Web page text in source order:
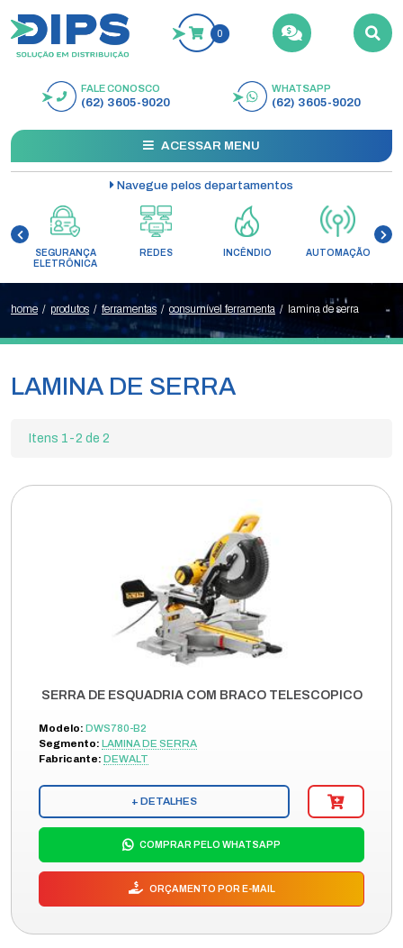
0
BUSCAR
FALE CONOSCO
(62) 3605-9020
WHATSAPP
(62) 3605-9020
ACESSAR MENU
Navegue pelos departamentos
SEGURANÇA
ELETRÔNICA
REDES INCÊNDIO AUTOMAÇÃO
home / produtos / ferramentas / consumível ferramenta / lamina de serra
LAMINA DE SERRA
Itens 1-2 de 2
SERRA DE ESQUADRIA COM BRACO TELESCOPICO
Modelo: DWS780-B2
Segmento: LAMINA DE SERRA
Fabricante: DEWALT
+ DETALHES
COMPRAR PELO WHATSAPP
ORÇAMENTO POR E-MAIL